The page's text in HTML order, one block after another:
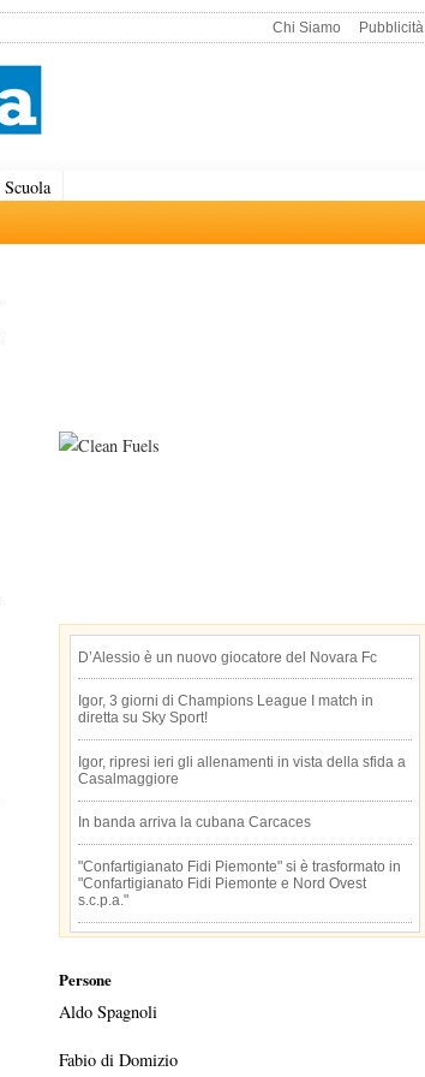
Chi Siamo Pubblicità
Scuola
D’Alessio è un nuovo giocatore del Novara Fc
Igor, 3 giorni di Champions League I match in
diretta su Sky Sport!
Igor, ripresi ieri gli allenamenti in vista della sfida a
Casalmaggiore
In banda arriva la cubana Carcaces
"Confartigianato Fidi Piemonte" si è trasformato in
"Confartigianato Fidi Piemonte e Nord Ovest
s.c.p.a."
Persone
Aldo Spagnoli
Fabio di Domizio